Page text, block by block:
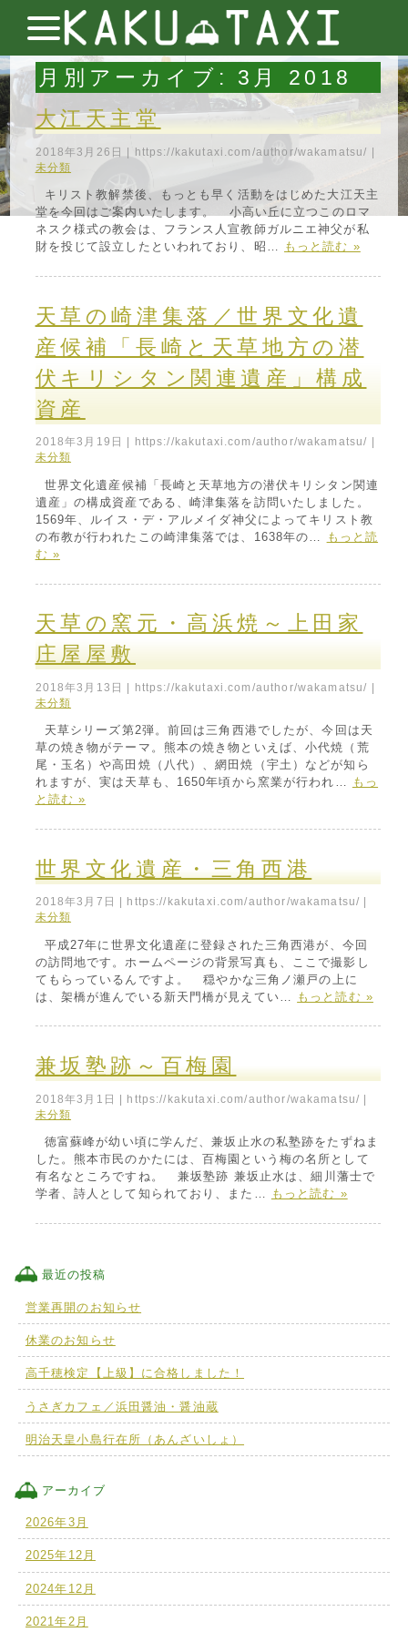
月別アーカイブ: 3月 2018
大江天主堂
2018年3月26日 https://kakutaxi.com/author/wakamatsu/
未分類
キリスト教解禁後、もっとも早く活動をはじめた大江天主
堂を今回はご案内いたします。 小高い丘に立つこのロマ
ネスク様式の教会は、フランス人宣教師ガルニエ神父が私
財を投じて設立したといわれており、昭… もっと読む »
天草の崎津集落／世界文化遺
産候補「長崎と天草地方の潜
伏キリシタン関連遺産」構成
資産
2018年3月19日 https://kakutaxi.com/author/wakamatsu/
未分類
世界文化遺産候補「長崎と天草地方の潜伏キリシタン関連
遺産」の構成資産である、崎津集落を訪問いたしました。
1569年、ルイス・デ・アルメイダ神父によってキリスト教
の布教が行われたこの崎津集落では、1638年の…
もっと読
む »
天草の窯元・高浜焼～上田家
庄屋屋敷
2018年3月13日 https://kakutaxi.com/author/wakamatsu/
未分類
天草シリーズ第2弾。前回は三角西港でしたが、今回は天
草の焼き物がテーマ。熊本の焼き物といえば、小代焼（荒
尾・玉名）や高田焼（八代）、網田焼（宇土）などが知ら
れますが、実は天草も、1650年頃から窯業が行われ… もっ
と読む »
世界文化遺産・三角西港
2018年3月7日 https://kakutaxi.com/author/wakamatsu/
未分類
平成27年に世界文化遺産に登録された三角西港が、今回
の訪問地です。ホームページの背景写真も、ここで撮影し
てもらっているんですよ。 穏やかな三角ノ瀬戸の上に
は、架橋が進んでいる新天門橋が見えてい…
もっと読む »
兼坂塾跡～百梅園
2018年3月1日 https://kakutaxi.com/author/wakamatsu/
未分類
徳富蘇峰が幼い頃に学んだ、兼坂止水の私塾跡をたずねま
した。熊本市民のかたには、百梅園という梅の名所として
有名なところですね。 兼坂塾跡 兼坂止水は、細川藩士で
学者、詩人として知られており、また… もっと読む »
最近の投稿
営業再開のお知らせ
休業のお知らせ
高千穂検定【上級】に合格しました！
うさぎカフェ／浜田醤油・醤油蔵
明治天皇小島行在所（あんざいしょ）
アーカイブ
2026年3月
2025年12月
2024年12月
2021年2月